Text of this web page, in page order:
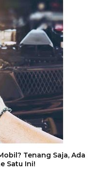
Tenang Saja, Ada
Satu Ini!